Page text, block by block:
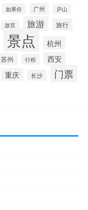
如果你 广州 庐山
故宫 旅游 旅行
景点 杭州
苏州 行程 西安
重庆 长沙 门票